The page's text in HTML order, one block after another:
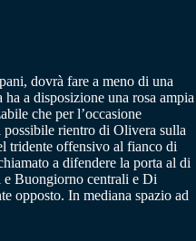
dovrà fare a meno di una
a disposizione una rosa ampia
che per l’occasione
rientro di Olivera sulla
tridente offensivo al fianco di
a difendere la porta al di
Buongiorno centrali e Di
opposto. In mediana spazio ad